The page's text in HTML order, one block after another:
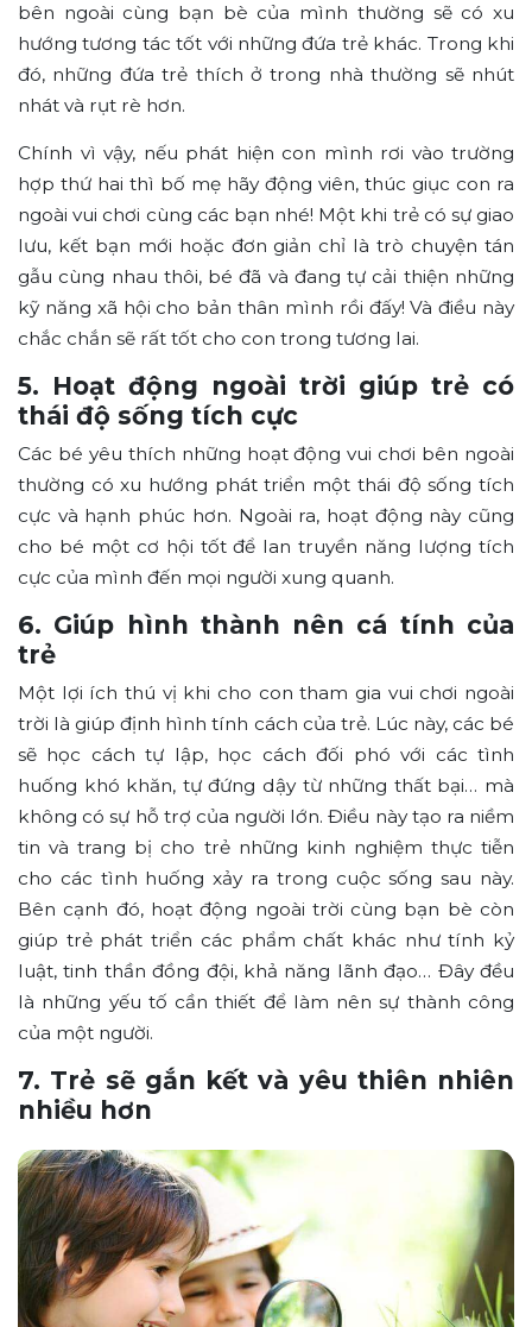
bên ngoài cùng bạn bè của mình thường sẽ có xu
hướng tương tác tốt với những đứa trẻ khác. Trong khi
đó, những đứa trẻ thích ở trong nhà thường sẽ nhút
nhát và rụt rè hơn.
Chính vì vậy, nếu phát hiện con mình rơi vào trường
hợp thứ hai thì bố mẹ hãy động viên, thúc giục con ra
ngoài vui chơi cùng các bạn nhé! Một khi trẻ có sự giao
lưu, kết bạn mới hoặc đơn giản chỉ là trò chuyện tán
gẫu cùng nhau thôi, bé đã và đang tự cải thiện những
kỹ năng xã hội cho bản thân mình rồi đấy! Và điều này
chắc chắn sẽ rất tốt cho con trong tương lai.
5. Hoạt động ngoài trời giúp trẻ có
thái độ sống tích cực
Các bé yêu thích những hoạt động vui chơi bên ngoài
thường có xu hướng phát triển một thái độ sống tích
cực và hạnh phúc hơn. Ngoài ra, hoạt động này cũng
cho bé một cơ hội tốt để lan truyền năng lượng tích
cực của mình đến mọi người xung quanh.
6. Giúp hình thành nên cá tính của
trẻ
Một lợi ích thú vị khi cho con tham gia vui chơi ngoài
trời là giúp định hình tính cách của trẻ. Lúc này, các bé
sẽ học cách tự lập, học cách đối phó với các tình
huống khó khăn, tự đứng dậy từ những thất bại… mà
không có sự hỗ trợ của người lớn. Điều này tạo ra niềm
tin và trang bị cho trẻ những kinh nghiệm thực tiễn
cho các tình huống xảy ra trong cuộc sống sau này.
Bên cạnh đó, hoạt động ngoài trời cùng bạn bè còn
giúp trẻ phát triển các phẩm chất khác như tính kỷ
luật, tinh thần đồng đội, khả năng lãnh đạo… Đây đều
là những yếu tố cần thiết để làm nên sự thành công
của một người.
7. Trẻ sẽ gắn kết và yêu thiên nhiên
nhiều hơn